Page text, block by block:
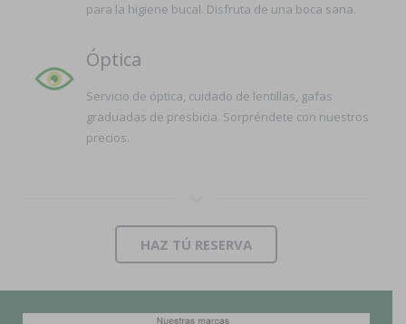
para la higiene bucal. Disfruta de una boca sana.
Óptica
Servicio de óptica, cuidado de lentillas, gafas
graduadas de presbicia. Sorpréndete con nuestros
precios.
HAZ TÚ RESERVA